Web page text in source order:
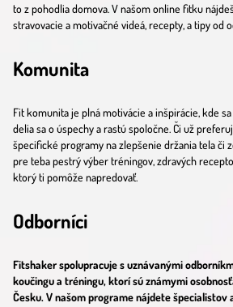
to z pohodlia domova. V našom online fitku
stravovacie a motivačné videá, recepty, a tipy od
Komunita
Fit komunita je plná motivácie a inšpirácie, kde
delia sa o úspechy a rastú spoločne. Či už
špecifické programy na zlepšenie držania tela či
pre teba pestrý výber tréningov, zdravých
ktorý ti pomôže napredovať.
Odborníci
Fitshaker spolupracuje s uznávanými
koučingu a tréningu, ktorí sú známymi
Česku. V našom programe nájdete špecialistov